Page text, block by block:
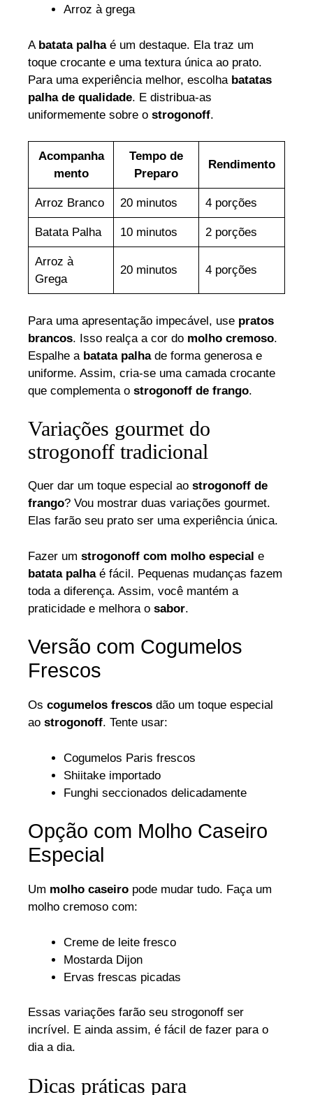
Arroz à grega
A batata palhaé um destaque. Ela traz um
toque crocante e uma textura única ao prato.
Para uma experiência melhor, escolha batatas
palha de qualidade. E distribua-as
uniformemente sobre o strogonoff.
Acompanha
mento
Tempo de
Preparo
Rendimento
Arroz Branco 20 minutos 4 porções
Batata Palha 10 minutos 2 porções
Arroz à
Grega
20 minutos 4 porções
Para uma apresentação impecável, use pratos
brancos. Isso realça a cor do molho cremoso.
Espalhe abatata palhade forma generosa e
uniforme. Assim, cria-se uma camada crocante
que complementa o strogonoff de frango.
Variações gourmet do
strogonoff tradicional
Quer dar um toque especial ao strogonoff de
frango? Vou mostrar duas variações gourmet.
Elas farão seu prato ser uma experiência única.
Fazer um strogonoff com molho especial e
batata palha é fácil. Pequenas mudanças fazem
toda a diferença. Assim, você mantém a
praticidade e melhora o sabor.
Versão com Cogumelos
Frescos
Os cogumelos frescos dão um toque especial
ao strogonoff. Tente usar:
Cogumelos Paris frescos
Shiitake importado
Funghi seccionados delicadamente
Opção com Molho Caseiro
Especial
Um molho caseiro pode mudar tudo. Faça um
molho cremoso com:
Creme de leite fresco
Mostarda Dijon
Ervas frescas picadas
Essas variações farão seu strogonoff ser
incrível. E ainda assim, é fácil de fazer para o
dia a dia.
Dicas práticas para